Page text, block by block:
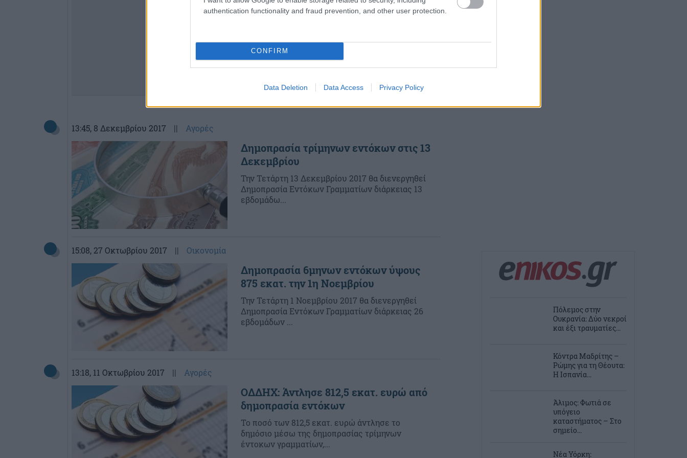
authentication functionality and fraud prevention, and other user protection.
CONFIRM
Data Deletion Data Access Privacy Policy
13:45, 8 Δεκεμβρίου 2017 || Αγορές
Δημοπρασία τρίμηνων εντόκων στις 13
Δεκεμβρίου
Την Τετάρτη 13 Δεκεμβρίου 2017 θα διενεργηθεί
Δημοπρασία Εντόκων Γραμματίων διάρκειας 13
εβδομάδω...
15:08, 27 Οκτωβρίου 2017 || Οικονομία
Δημοπρασία 6μηνων εντόκων ύψους
875 εκατ. την 1η Νοεμβρίου
Την Τετάρτη 1 Νοεμβρίου 2017 θα διενεργηθεί
Δημοπρασία Εντόκων Γραμματίων διάρκειας 26
εβδομάδων ...
13:18, 11 Οκτωβρίου 2017 || Αγορές
OΔΔΗΧ: Άντλησε 812,5 εκατ. ευρώ από
δημοπρασία εντόκων
Το ποσό των 812,5 εκατ. ευρώ άντλησε το
δημόσιο μέσω της δημοπρασίας τρίμηνων
έντοκων γραμματίων,...
Πόλεμος στην
Ουκρανία: Δύο νεκροί
και έξι τραυματίες...
Κόντρα Μαδρίτης –
Ρώμης για τη Θέουτα:
Η Ισπανία...
Άλιμος: Φωτιά σε
υπόγειο
καταστήματος – Στο
σημείο...
Νέα Υόρκη: